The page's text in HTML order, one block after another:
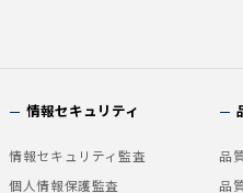
情報セキュリティ
情報セキュリティ監査
個人情報保護監査
品
品